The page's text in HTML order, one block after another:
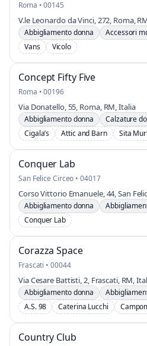
Roma • 00145
V.le Leonardo da Vinci, 272, Roma,
Abbigliamento donna Accessori
Vans
Vicolo
Concept Fifty Five
Roma • 00196
Via Donatello, 55, Roma, RM, Italia
Abbigliamento donna Calzature
Cigala’s
Attic and Barn Sita
Conquer Lab
San Felice Circeo • 04017
Corso Vittorio Emanuele, 44, San
Abbigliamento donna
Conquer Lab
Corazza Space
Frascati • 00044
Via Cesare Battisti, 2, Frascati, RM,
Abbigliamento donna
A.S. 98
Caterina Lucchi
Country Club